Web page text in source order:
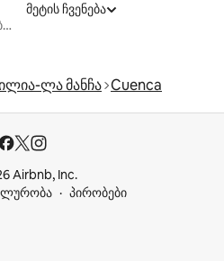
დასასვენებელი საცხოვრებლები
მეტის ჩვენება
ლა მანჩა Cuenca
Airbnb, Inc.
პირობები